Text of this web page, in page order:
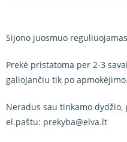
Sijono juosmuo
Prekė pristatoma per 2-3
galiojančiu tik po apmokėjimo.
Neradus sau tinkamo dydžio,
el.paštu: prekyba@elva.lt